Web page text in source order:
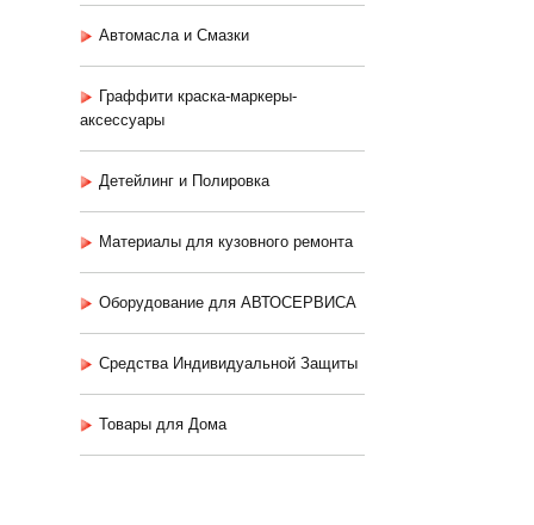
Автомасла и Смазки
Граффити краска-маркеры-
аксессуары
Детейлинг и Полировка
Материалы для кузовного ремонта
Оборудование для АВТОСЕРВИСА
Средства Индивидуальной Защиты
Товары для Дома